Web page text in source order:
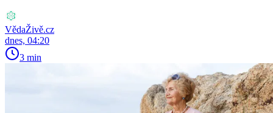
VědaŽivě.cz
dnes, 04:20
3 min